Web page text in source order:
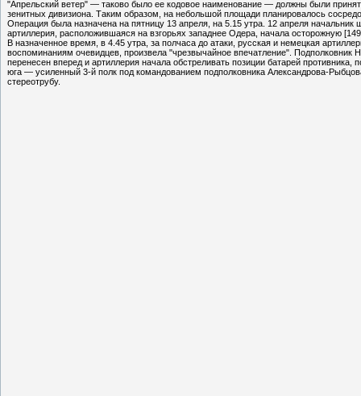
"Апрельский ветер" — таково было ее кодовое наименование — должны были
зенитных дивизиона. Таким образом, на небольшой площади планировалось
Операция была назначена на пятницу 13 апреля, на 5.15 утра. 12 апреля
артиллерия, расположившаяся на взгорьях западнее Одера, начала осторожную
В назначенное время, в 4.45 утра, за полчаса до атаки, русская и немецкая
воспоминаниям очевидцев, произвела "чрезвычайное впечатление". Подполковник
перенесен вперед и артиллерия начала обстреливать позиции батарей
юга — усиленный 3-й полк под командованием подполковника Александрова-
стереотрубу.